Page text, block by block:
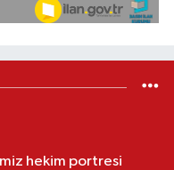
hekim portresi